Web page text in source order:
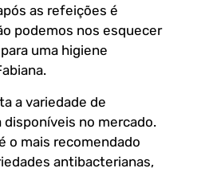
as refeições é
podemos nos esquecer
uma higiene
a variedade de
disponíveis no mercado.
o mais recomendado
antibacterianas,